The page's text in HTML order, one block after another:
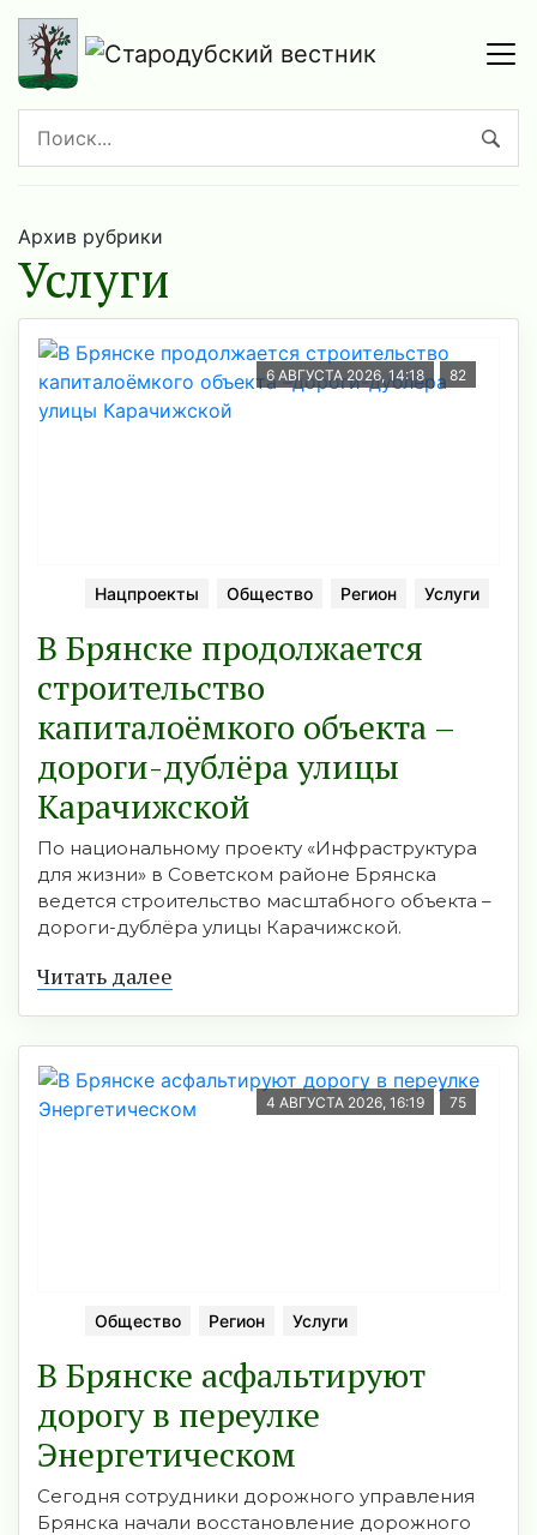
Архив рубрики
Услуги
6 АВГУСТА 2026, 14:18 82
Нацпроекты Общество Регион Услуги
В Брянске продолжается
строительство
капиталоёмкого объекта –
дороги-дублёра улицы
Карачижской
По национальному проекту «Инфраструктура
для жизни» в Советском районе Брянска
ведется строительство масштабного объекта –
дороги-дублёра улицы Карачижской.
Читать далее
4 АВГУСТА 2026, 16:19 75
Общество Регион Услуги
В Брянске асфальтируют
дорогу в переулке
Энергетическом
Сегодня сотрудники дорожного управления
Брянска начали восстановление дорожного